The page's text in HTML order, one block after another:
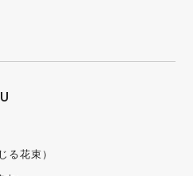
る花束）